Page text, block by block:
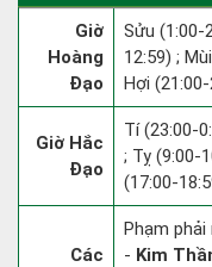
Giờ
Hoàng
Đạo
Sửu (1:00-
12:59) ;
Hợi
Giờ Hắc
Đạo
Tí (23:00-
; Tỵ (9:00-
(17:00-
Các
Phạm phải
- Kim